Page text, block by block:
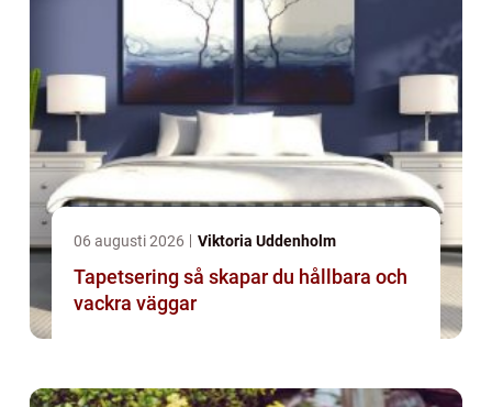
06 augusti 2026 Viktoria Uddenholm
Tapetsering så skapar du hållbara och
vackra väggar